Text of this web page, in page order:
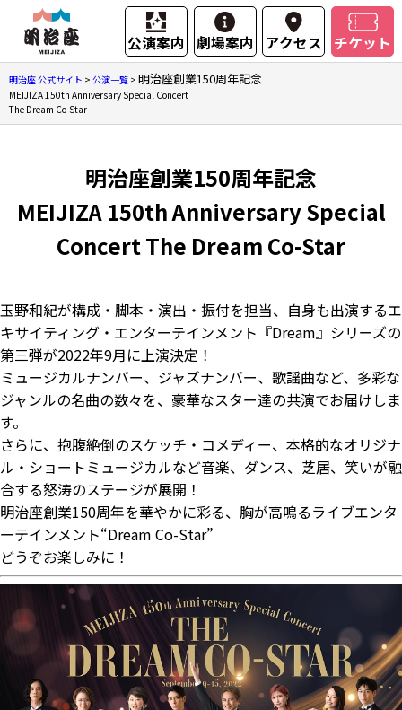
公演案内 劇場案内 アクセス チケット
明治座 公式サイト > 公演一覧 > 明治座創業150周年記念
MEIJIZA 150th Anniversary Special Concert
The Dream Co-Star
明治座創業150周年記念
MEIJIZA 150th Anniversary Special
Concert The Dream Co-Star
玉野和紀が構成・脚本・演出・振付を担当、自身も出演するエ
キサイティング・エンターテインメント『Dream』シリーズの
第三弾が2022年9月に上演決定！
ミュージカルナンバー、ジャズナンバー、歌謡曲など、多彩な
ジャンルの名曲の数々を、豪華なスター達の共演でお届けしま
す。
さらに、抱腹絶倒のスケッチ・コメディー、本格的なオリジナ
ル・ショートミュージカルなど音楽、ダンス、芝居、笑いが融
合する怒涛のステージが展開！
明治座創業150周年を華やかに彩る、胸が高鳴るライブエンタ
ーテインメント“Dream Co-Star”
どうぞお楽しみに！